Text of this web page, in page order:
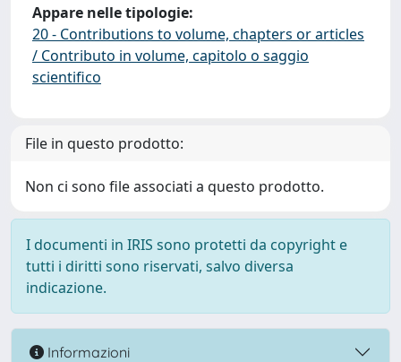
Appare nelle tipologie:
20 - Contributions to volume, chapters or articles
/ Contributo in volume, capitolo o saggio
scientifico
File in questo prodotto:
Non ci sono file associati a questo prodotto.
I documenti in IRIS sono protetti da copyright e
tutti i diritti sono riservati, salvo diversa
indicazione.
Informazioni